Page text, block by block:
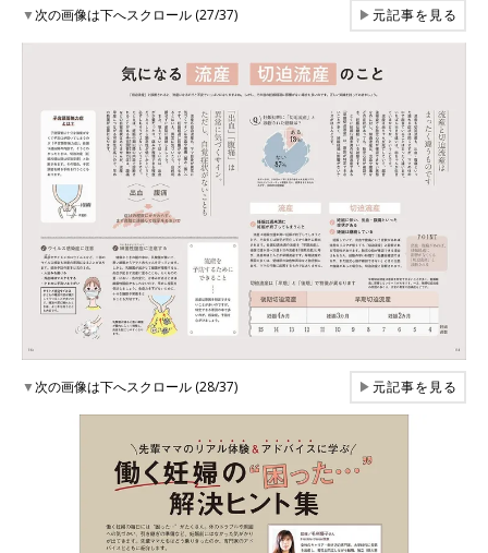
▼次の画像は下へスクロール (27/37) ▶元記事を見る
▼次の画像は下へスクロール (28/37) ▶元記事を見る